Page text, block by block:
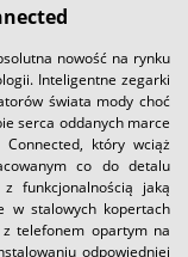
nowość na rynku
Inteligentne zegarki
świata mody choć
serca oddanych marce
który wciąż
co do detalu
z funkcjonalnością jaką
w stalowych kopertach
telefonem opartym na
odpowiedniej